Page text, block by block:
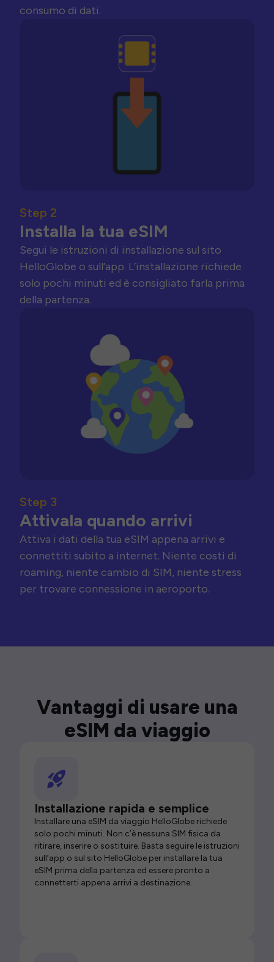
consumo di dati.
Step 2
Installa la tua eSIM
Segui le istruzioni di installazione sul sito
HelloGlobe o sull’app. L’installazione richiede
solo pochi minuti ed è consigliato farla prima
della partenza.
Step 3
Attivala quando arrivi
Attiva i dati della tua eSIM appena arrivi e
connettiti subito a internet. Niente costi di
roaming, niente cambio di SIM, niente stress
per trovare connessione in aeroporto.
Vantaggi di usare una
eSIM da viaggio
Installazione rapida e semplice
Installare una eSIM da viaggio HelloGlobe richiede
solo pochi minuti. Non c’è nessuna SIM fisica da
ritirare, inserire o sostituire. Basta seguire le istruzioni
sull’app o sul sito HelloGlobe per installare la tua
eSIM prima della partenza ed essere pronto a
connetterti appena arrivi a destinazione.